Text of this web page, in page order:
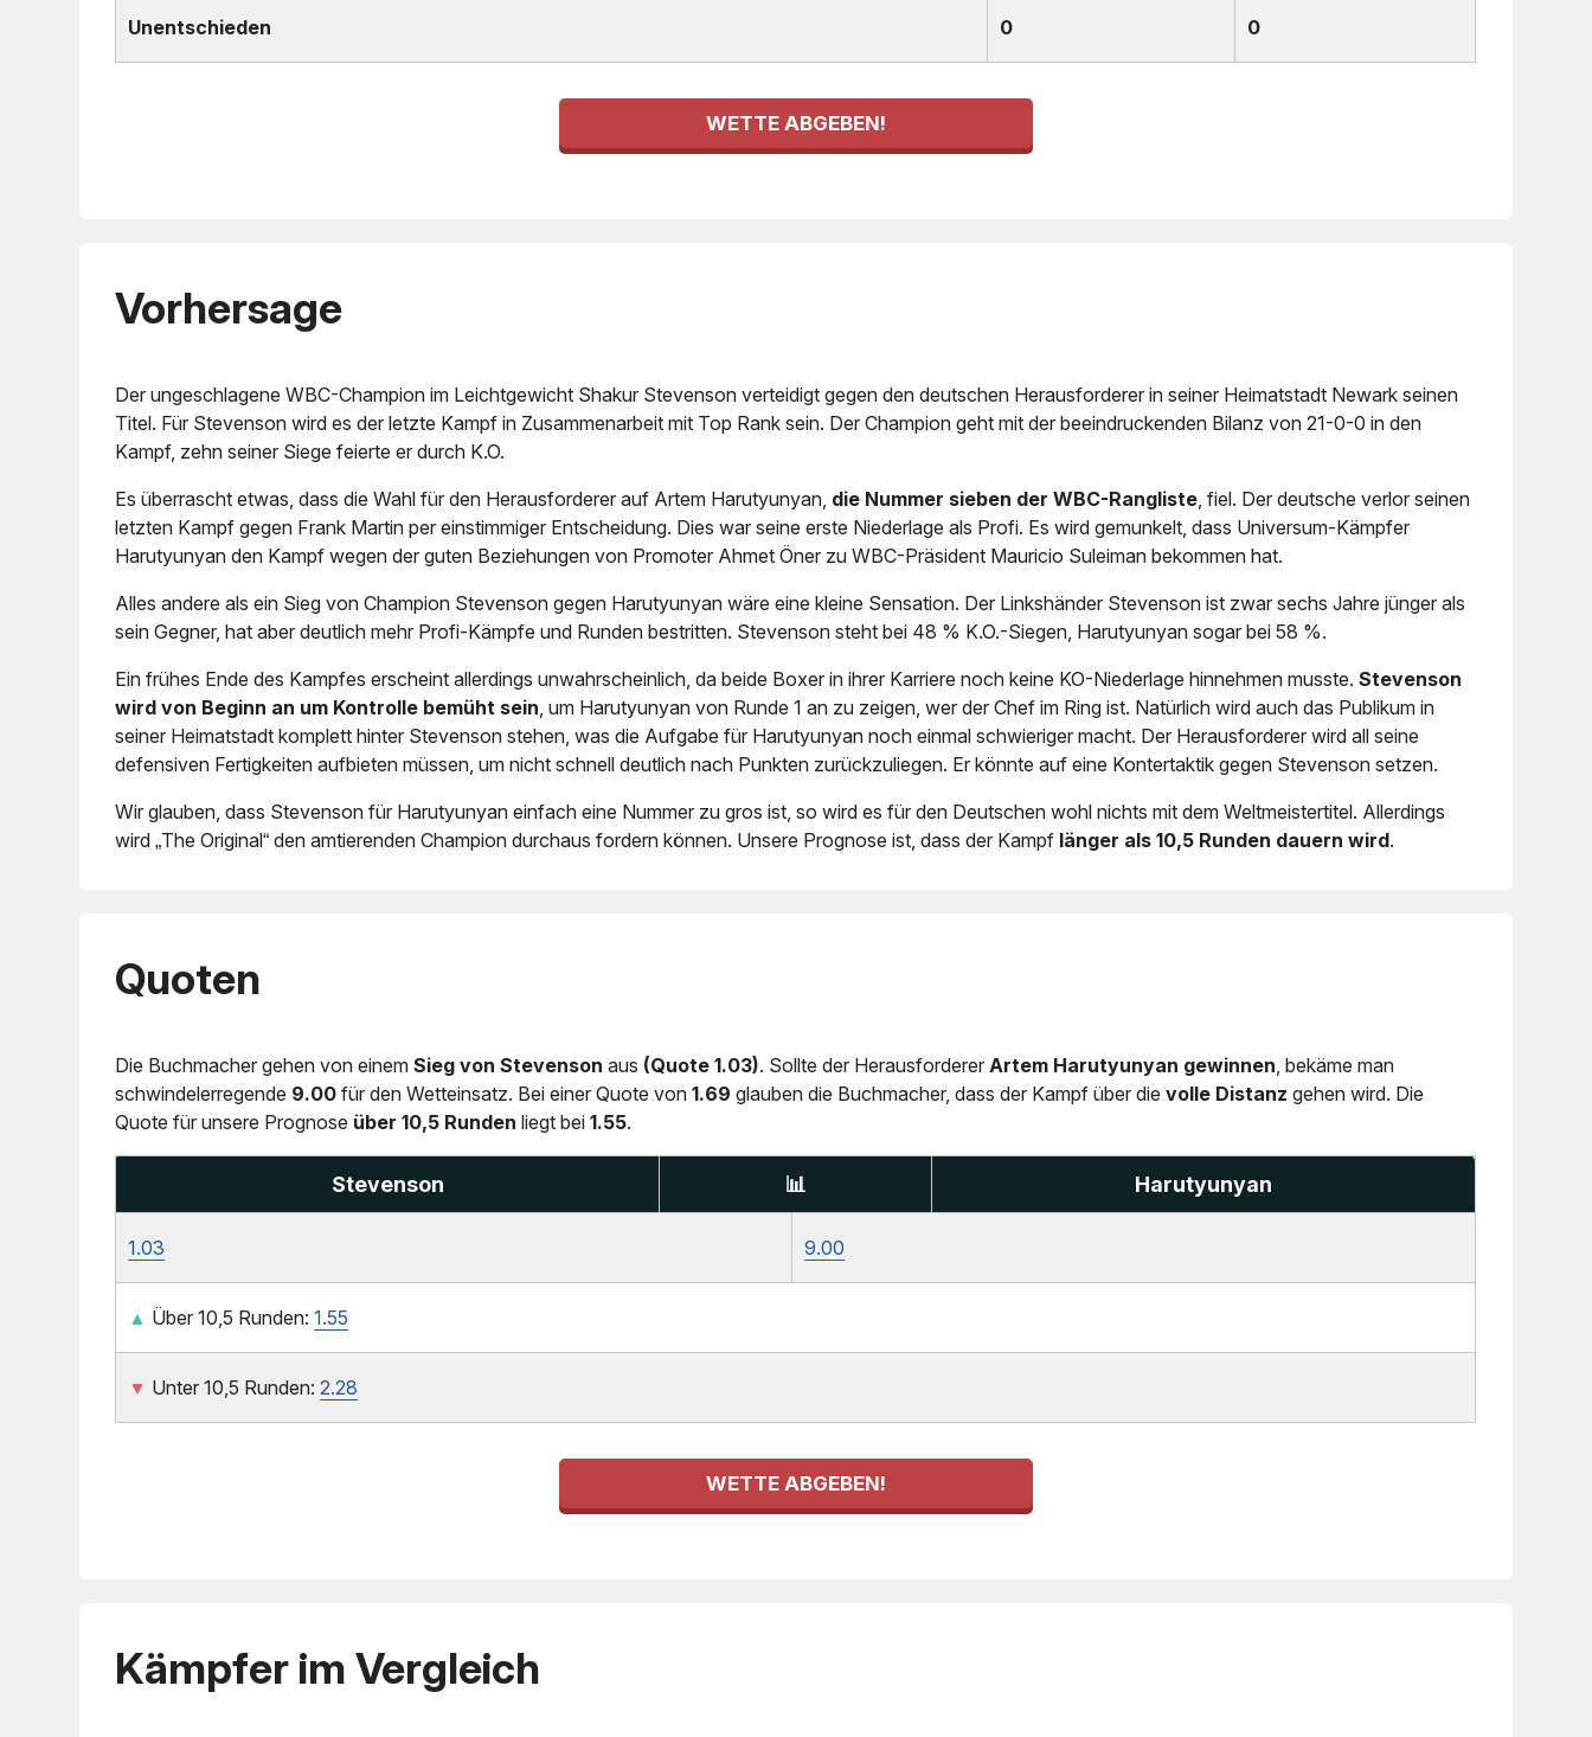
Unentschieden 0 0
WETTE ABGEBEN!
Vorhersage
Der ungeschlagene WBC-Champion im Leichtgewicht Shakur Stevenson verteidigt gegen den deutschen Herausforderer in seiner Heimatstadt Newark seinen
Titel. Für Stevenson wird es der letzte Kampf in Zusammenarbeit mit Top Rank sein. Der Champion geht mit der beeindruckenden Bilanz von 21-0-0 in den
Kampf, zehn seiner Siege feierte er durch K.O.
Es überrascht etwas, dass die Wahl für den Herausforderer auf Artem Harutyunyan, die Nummer sieben der WBC-Rangliste, fiel. Der deutsche verlor seinen
letzten Kampf gegen Frank Martin per einstimmiger Entscheidung. Dies war seine erste Niederlage als Profi. Es wird gemunkelt, dass Universum-Kämpfer
Harutyunyan den Kampf wegen der guten Beziehungen von Promoter Ahmet Öner zu WBC-Präsident Mauricio Suleiman bekommen hat.
Alles andere als ein Sieg von Champion Stevenson gegen Harutyunyan wäre eine kleine Sensation. Der Linkshänder Stevenson ist zwar sechs Jahre jünger als
sein Gegner, hat aber deutlich mehr Profi-Kämpfe und Runden bestritten. Stevenson steht bei 48 % K.O.-Siegen, Harutyunyan sogar bei 58 %.
Ein frühes Ende des Kampfes erscheint allerdings unwahrscheinlich, da beide Boxer in ihrer Karriere noch keine KO-Niederlage hinnehmen musste.Stevenson
wird von Beginn an um Kontrolle bemüht sein, um Harutyunyan von Runde 1 an zu zeigen, wer der Chef im Ring ist. Natürlich wird auch das Publikum in
seiner Heimatstadt komplett hinter Stevenson stehen, was die Aufgabe für Harutyunyan noch einmal schwieriger macht. Der Herausforderer wird all seine
defensiven Fertigkeiten aufbieten müssen, um nicht schnell deutlich nach Punkten zurückzuliegen. Er könnte auf eine Kontertaktik gegen Stevenson setzen.
Wir glauben, dass Stevenson für Harutyunyan einfach eine Nummer zu gros ist, so wird es für den Deutschen wohl nichts mit dem Weltmeistertitel. Allerdings
wird „The Original“ den amtierenden Champion durchaus fordern können. Unsere Prognose ist, dass der Kampf länger als 10,5 Runden dauern wird.
Quoten
Die Buchmacher gehen von einemSieg von Stevenson aus (Quote 1.03). Sollte der HerausfordererArtem Harutyunyan gewinnen, bekäme man
schwindelerregende 9.00 für den Wetteinsatz. Bei einer Quote von1.69 glauben die Buchmacher, dass der Kampf über dievolle Distanz gehen wird. Die
Quote für unsere Prognose über 10,5 Runden liegt bei1.55.
Stevenson 📊 Harutyunyan
1.03 9.00
▲ Über 10,5 Runden:1.55
▼ Unter 10,5 Runden:2.28
WETTE ABGEBEN!
Kämpfer im Vergleich